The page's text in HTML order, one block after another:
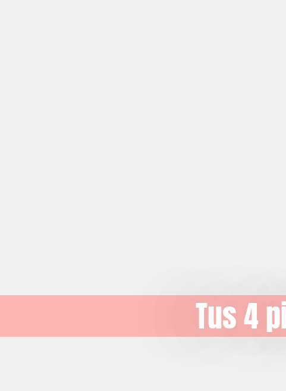
Tus 4